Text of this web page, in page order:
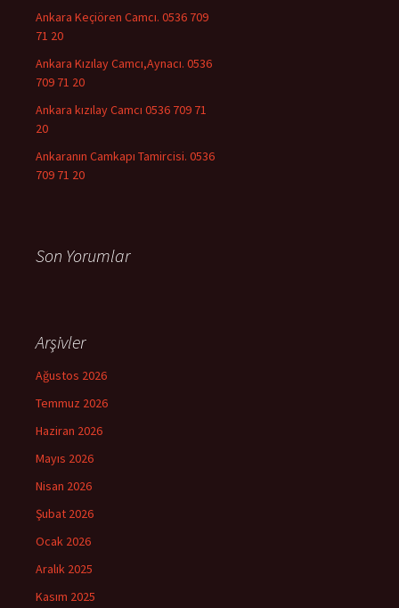
Ankara Keçiören Camcı. 0536 709
71 20
Ankara Kızılay Camcı,Aynacı. 0536
709 71 20
Ankara kızılay Camcı 0536 709 71
20
Ankaranın Camkapı Tamircisi. 0536
709 71 20
Son Yorumlar
Arşivler
Ağustos 2026
Temmuz 2026
Haziran 2026
Mayıs 2026
Nisan 2026
Şubat 2026
Ocak 2026
Aralık 2025
Kasım 2025